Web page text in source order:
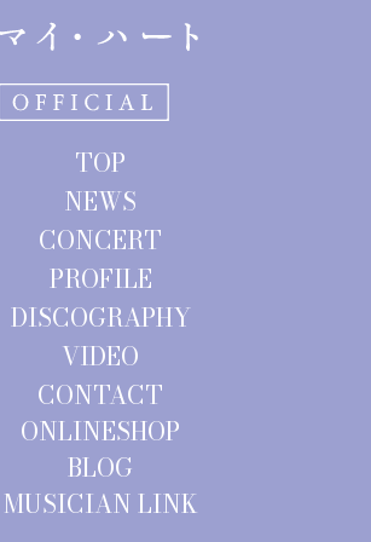
TOP
NEWS
CONCERT
PROFILE
DISCOGRAPHY
VIDEO
CONTACT
ONLINESHOP
BLOG
MUSICIAN LINK